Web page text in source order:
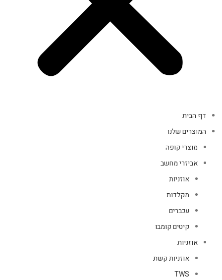
דף הבית
המוצרים שלנו
מוצרי קופה
אביזרי מחשב
אוזניות
מקלדות
עכברים
קיטים קומבו
אוזניות
אוזניות קשת
TWS